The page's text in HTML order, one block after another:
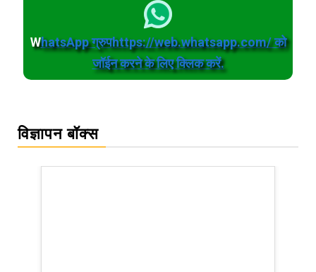
WhatsApp ग्रुपhttps://web.whatsapp.com/ को
जॉईन करने के लिए क्लिक करें.
विज्ञापन बॉक्स